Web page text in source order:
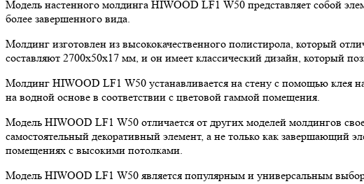
Модель настенного молдинга HIWOOD LF1 W50 представляет собой
более завершенного вида.
Молдинг изготовлен из высококачественного полистирола, который
составляют 2700х50х17 мм, и он имеет классический дизайн, который
Молдинг HIWOOD LF1 W50 устанавливается на стену с помощью клея
на водной основе в соответствии с цветовой гаммой помещения.
Модель HIWOOD LF1 W50 отличается от других моделей молдингов
самостоятельный декоративный элемент, а не только как завершающий
помещениях с высокими потолками.
Модель HIWOOD LF1 W50 является популярным и универсальным